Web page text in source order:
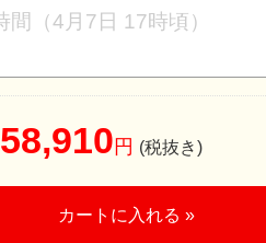
58,910 円 (税抜き)
カートに入れる »